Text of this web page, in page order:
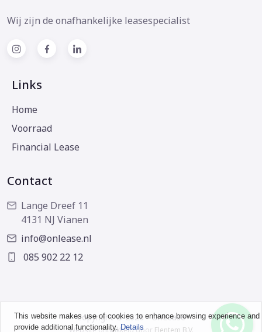
Wij zijn de onafhankelijke leasespecialist
Links
Home
Voorraad
Financial Lease
Contact
Lange Dreef 11
4131 NJ Vianen
info@onlease.nl
085 902 22 12
Copyright © 2026 - OnLease
Website ontwikkeld door Flentem B.V.
This website makes use of cookies to enhance browsing experience and
provide additional functionality. Details